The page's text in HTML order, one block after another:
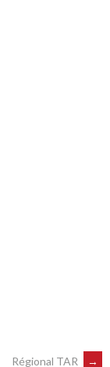
Régional TAR →